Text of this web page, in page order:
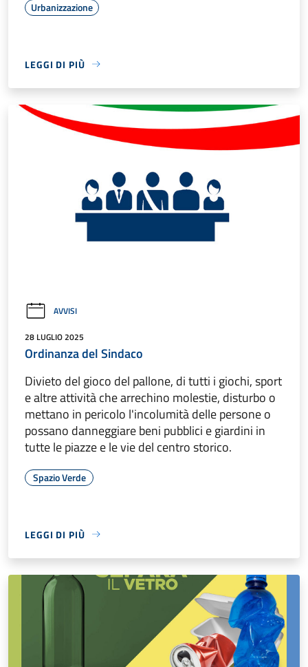
Urbanizzazione
LEGGI DI PIÙ
AVVISI
28 LUGLIO 2025
Ordinanza del Sindaco
Divieto del gioco del pallone, di tutti i giochi, sport
e altre attività che arrechino molestie, disturbo o
mettano in pericolo l'incolumità delle persone o
possano danneggiare beni pubblici e giardini in
tutte le piazze e le vie del centro storico.
Spazio Verde
LEGGI DI PIÙ